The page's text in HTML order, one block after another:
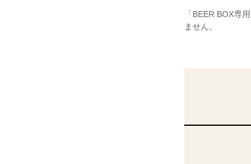
「BEER BOX専
ません。